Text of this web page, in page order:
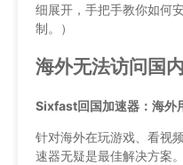
细展开，手把手教你如何
制。）
海外无法访问国
Sixfast回国加速器：海外
针对海外在玩游戏、看视
速器无疑是最佳解决方案